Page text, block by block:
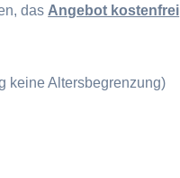
das Angebot kostenfrei
keine Altersbegrenzung)